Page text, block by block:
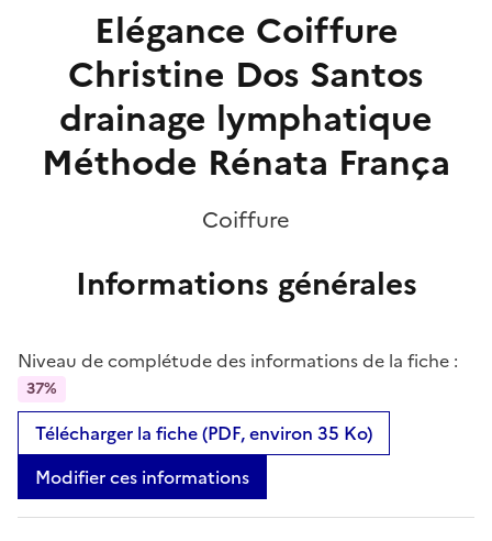
Elégance Coiffure
Christine Dos Santos
drainage lymphatique
Méthode Rénata França
Coiffure
Informations générales
Niveau de complétude des informations de la fiche :
37%
Télécharger la fiche (PDF, environ 35 Ko)
Modifier ces informations